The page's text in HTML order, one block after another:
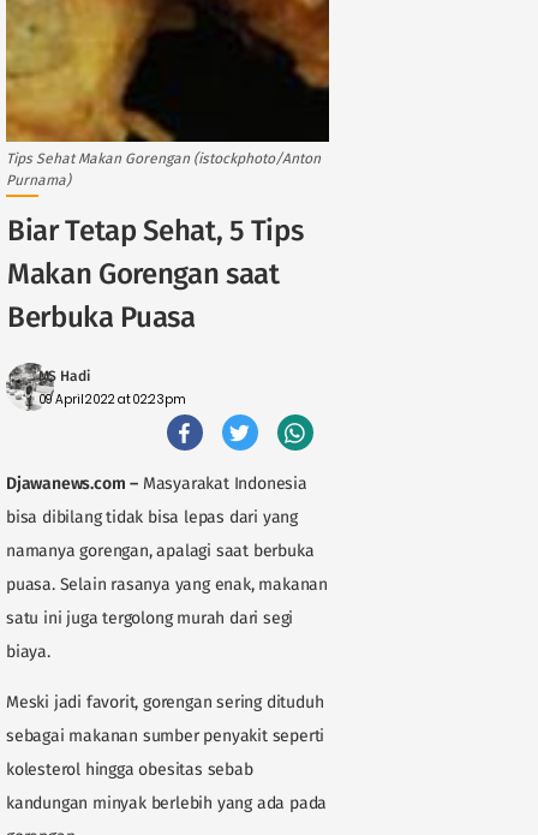
Tips Sehat Makan Gorengan (istockphoto/Anton
Purnama)
Biar Tetap Sehat, 5 Tips
Makan Gorengan saat
Berbuka Puasa
MS Hadi
09 April 2022 at 02:23pm
Djawanews.com – Masyarakat Indonesia
bisa dibilang tidak bisa lepas dari yang
namanya gorengan, apalagi saat berbuka
puasa. Selain rasanya yang enak, makanan
satu ini juga tergolong murah dari segi
biaya.
Meski jadi favorit, gorengan sering dituduh
sebagai makanan sumber penyakit seperti
kolesterol hingga obesitas sebab
kandungan minyak berlebih yang ada pada